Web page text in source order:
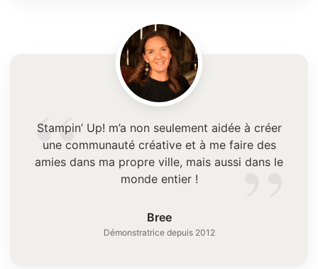
“ ”
Stampin’ Up! m’a non seulement aidée à créer
une communauté créative et à me faire des
amies dans ma propre ville, mais aussi dans le
monde entier !
Bree
Démonstratrice depuis 2012